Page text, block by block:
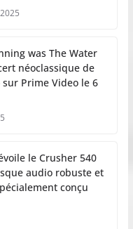
was The Water
néoclassique de
sur Prime Video le 6
le Crusher 540
audio robuste et
conçu